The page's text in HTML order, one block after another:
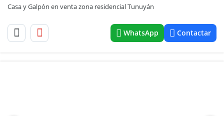
Casa y Galpón en venta zona residencial Tunuyán
WhatsApp Contactar